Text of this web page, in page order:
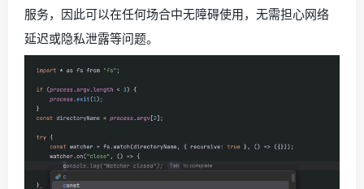
服务，因此可以在任何场合中无障碍使用，无需担心网络
延迟或隐私泄露等问题。